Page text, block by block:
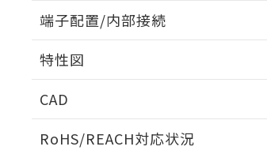
端子配置/内部接続
特性図
CAD
RoHS/REACH対応状況